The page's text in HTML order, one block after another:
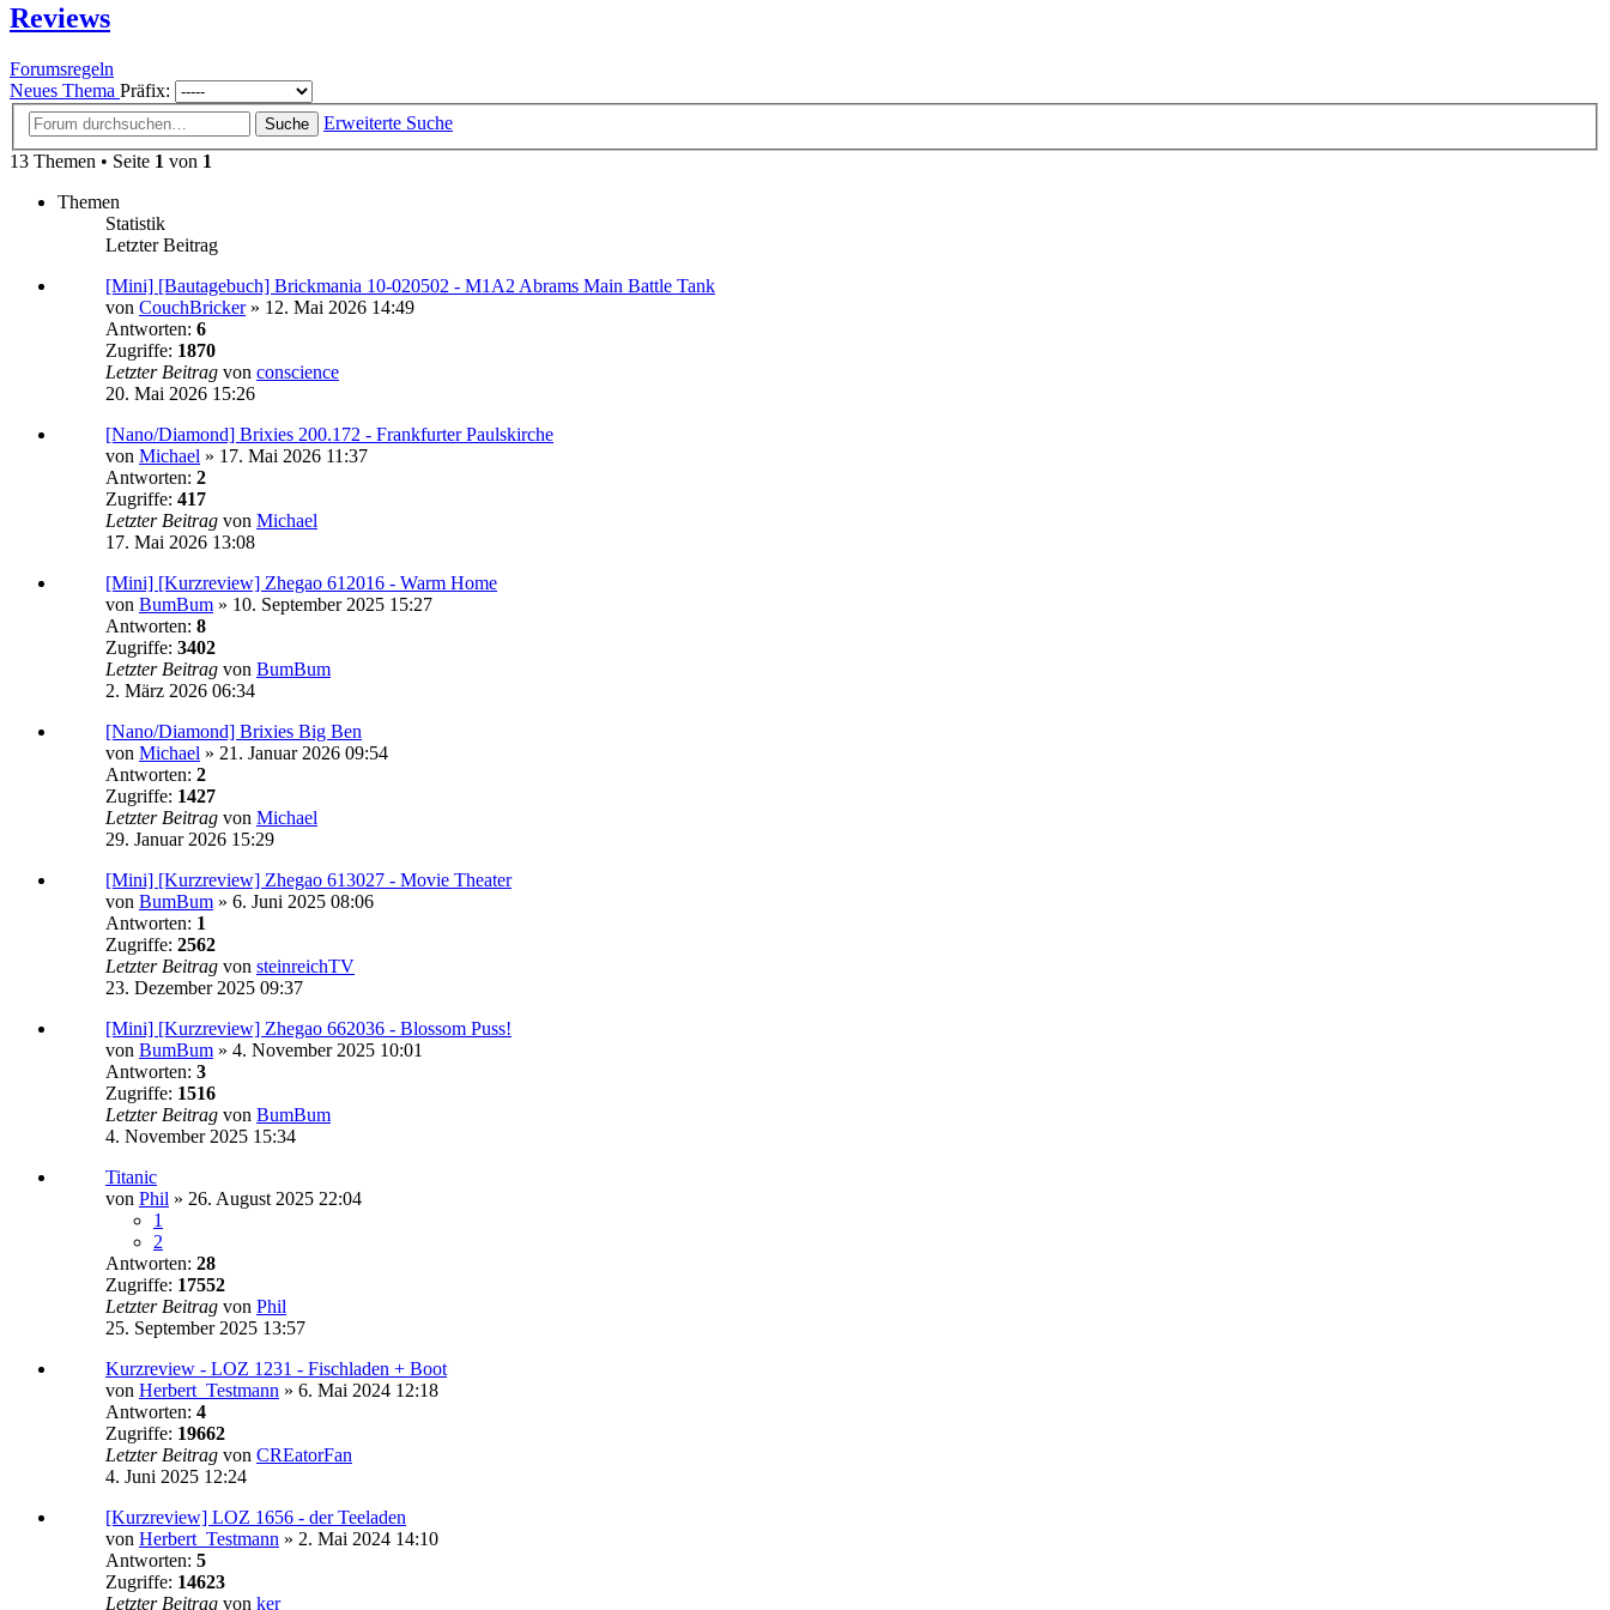
Reviews
Forumsregeln
Neues Thema Präfix:
Suche
Erweiterte Suche
13 Themen • Seite 1 von 1
Themen
Statistik
Letzter Beitrag
[Mini] [Bautagebuch] Brickmania 10-020502 - M1A2 Abrams Main Battle Tank
von CouchBricker» 12. Mai 2026 14:49
Antworten: 6
Zugriffe: 1870
Letzter Beitrag von conscience
20. Mai 2026 15:26
[Nano/Diamond] Brixies 200.172 - Frankfurter Paulskirche
von Michael » 17. Mai 2026 11:37
Antworten: 2
Zugriffe: 417
Letzter Beitrag von Michael
17. Mai 2026 13:08
[Mini] [Kurzreview] Zhegao 612016 - Warm Home
von BumBum » 10. September 2025 15:27
Antworten: 8
Zugriffe: 3402
Letzter Beitrag von BumBum
2. März 2026 06:34
[Nano/Diamond] Brixies Big Ben
von Michael » 21. Januar 2026 09:54
Antworten: 2
Zugriffe: 1427
Letzter Beitrag von Michael
29. Januar 2026 15:29
[Mini] [Kurzreview] Zhegao 613027 - Movie Theater
von BumBum » 6. Juni 2025 08:06
Antworten: 1
Zugriffe: 2562
Letzter Beitrag von steinreichTV
23. Dezember 2025 09:37
[Mini] [Kurzreview] Zhegao 662036 - Blossom Puss!
von BumBum » 4. November 2025 10:01
Antworten: 3
Zugriffe: 1516
Letzter Beitrag von BumBum
4. November 2025 15:34
Titanic
von Phil » 26. August 2025 22:04
1
2
Antworten: 28
Zugriffe: 17552
Letzter Beitrag von Phil
25. September 2025 13:57
Kurzreview - LOZ 1231 - Fischladen + Boot
von Herbert_Testmann » 6. Mai 2024 12:18
Antworten: 4
Zugriffe: 19662
Letzter Beitrag von CREatorFan
4. Juni 2025 12:24
[Kurzreview] LOZ 1656 - der Teeladen
von Herbert_Testmann » 2. Mai 2024 14:10
Antworten: 5
Zugriffe: 14623
Letzter Beitrag von ker